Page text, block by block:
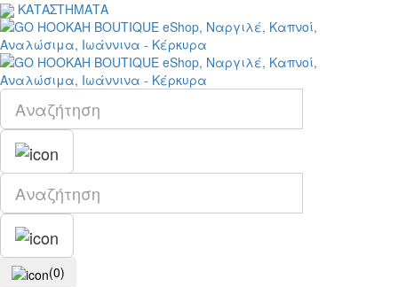
ΚΑΤΑΣΤΗΜΑΤΑ
(0)